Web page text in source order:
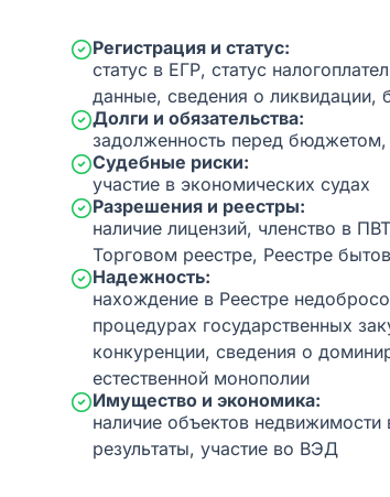
Регистрация и статус:
статус в ЕГР, статус
данные, сведения о ликвидации,
Долги и обязательства:
задолженность перед
Судебные риски:
участие в экономических судах
Разрешения и реестры:
наличие лицензий, членство в
Торговом реестре, Реестре
Надежность:
нахождение в Реестре
процедурах государственных
конкуренции, сведения о
естественной монополии
Имущество и экономика:
наличие объектов
результаты, участие во ВЭД